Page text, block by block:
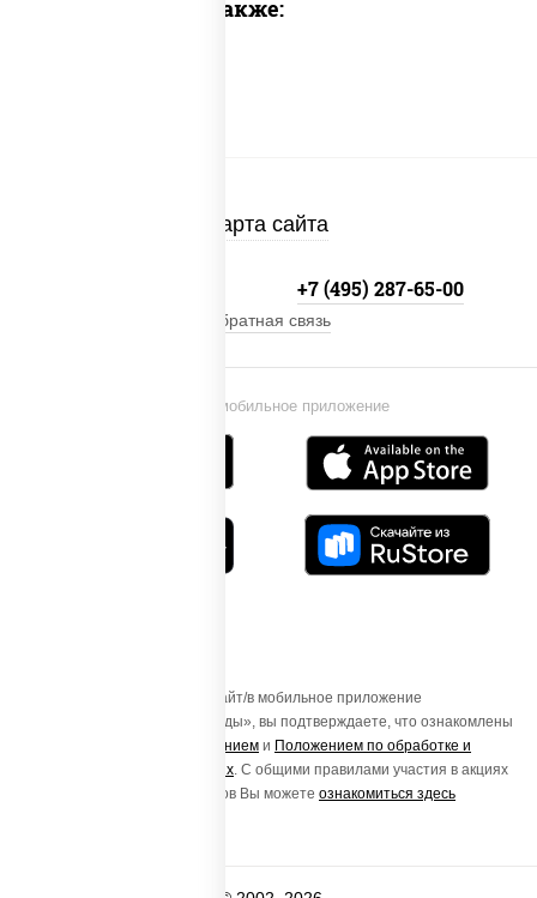
Предлагаем также:
Карта сайта
Установи мобильное приложение
+7 (495) 287-65-00
Обратная связь
Осуществляя вход на этот Сайт/в мобильное приложение
«ПиццаСушиВок - доставка еды», вы подтверждаете, что ознакомлены
Пользовательским соглашением и Положением по обработке и
защите персональных данных. С общими правилами участия в акциях
и порядке получения подарков Вы можете ознакомиться здесь